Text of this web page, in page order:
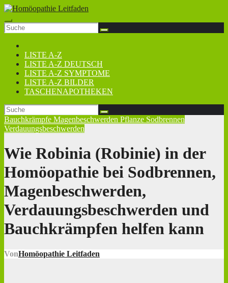
Zum
Inhalt
springen
LISTE A-Z
LISTE A-Z DEUTSCH
LISTE A-Z SYMPTOME
LISTE A-Z BILDER
TASCHENAPOTHEKEN
Bauchkrämpfe Magenbeschwerden Pflanze Sodbrennen
Verdauungsbeschwerden
Wie Robinia (Robinie) in der
Homöopathie bei Sodbrennen,
Magenbeschwerden,
Verdauungsbeschwerden und
Bauchkrämpfen helfen kann
VonHomöopathie Leitfaden